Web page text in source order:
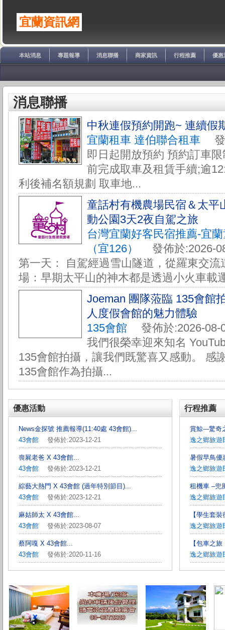
宜蘭資訊網
本站消息 專題報導 消息聯播 商家資訊 行程推薦 優惠
消息聯播
中秋連假預約開跑~ 連續假
宜蘭租車 達伯聯合租車 發
即日起開放預約 預約訂車
前完成取車及租賃手續;逾
利後補名額規劃 取車地...
童話村有機農場民宿＆太平
動公園3天2夜自駕之旅
台灣宜蘭好客民宿推薦-宜
（宜126）
發佈於:2026-
第一天： 自駕經過雪山隧道，從羅東交流
場：早期太平山的神木都是透過小火車載
Joeman 團隊蒞臨 135會館
人度假會館的魅力體驗
135會館 發佈於:2026-08-
我們很榮幸迎來知名
135會館拍攝，讓我們既驚喜又感動。 感
135會館作為拍攝...
優惠活動
News金探號 推薦報導(11:40處 43會館)...
43會館 發佈於:2023-12-21
喪屍老爸 X 43會館...
43會館 發佈於:2023-12-21
綜藝大熱門 X 43會館 (過年特別節目)...
43會館 發佈於:2023-12-21
麻姑師太 X 43會館...
43會館 發佈於:2023-08-07
蔡阿嘎 X 43會館...
43會館 發佈於:2020-11-16
行程推薦
賞鯨---驚奇
逸之鄉旅遊
暑假早鳥優
逸之鄉旅遊
租機車 –兜
逸之鄉旅遊
【學生套
逸之鄉旅遊
【包車之旅
逸之鄉旅遊